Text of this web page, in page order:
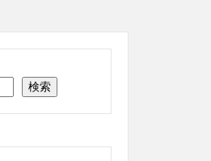
検索